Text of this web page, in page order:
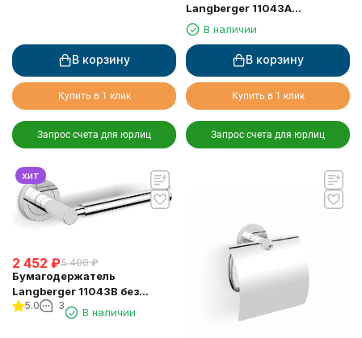
В корзину
Купить в 1 клик
Запрос счета для юрлиц
Langberger 11043A
туалетной бумаги без
крышки квадратный
В наличии
В корзину
Купить в 1 клик
Запрос счета для юрлиц
хит
2 452 ₽5 400 ₽
Бумагодержатель
Langberger 11043B без
крышки выдвижной
5.0 3
В наличии